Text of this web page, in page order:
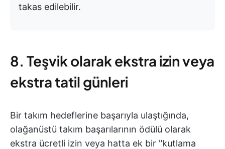
takas edilebilir.
8. Teşvik olarak ekstra izin veya
ekstra tatil günleri
Bir takım hedeflerine başarıyla ulaştığında,
olağanüstü takım başarılarının ödülü olarak
ekstra ücretli izin veya hatta ek bir "kutlama